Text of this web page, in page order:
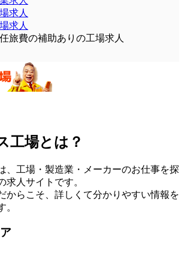
求人
求人
旅費の補助ありの工場求人
工場とは？
、工場・製造業・メーカーのお仕事を探
求人サイトです。
からこそ、詳しくて分かりやすい情報を
。